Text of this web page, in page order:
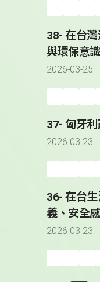
38- 在台
與環保意識
2026-03-25
37- 匈牙
2026-03-23
36- 在台
義、安全
2026-03-23